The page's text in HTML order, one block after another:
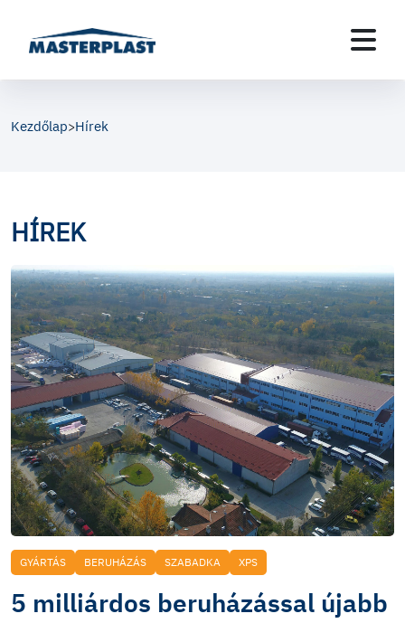
Kezdőlap>Hírek
HÍREK
GYÁRTÁS BERUHÁZÁS SZABADKA XPS
5 milliárdos beruházással újabb